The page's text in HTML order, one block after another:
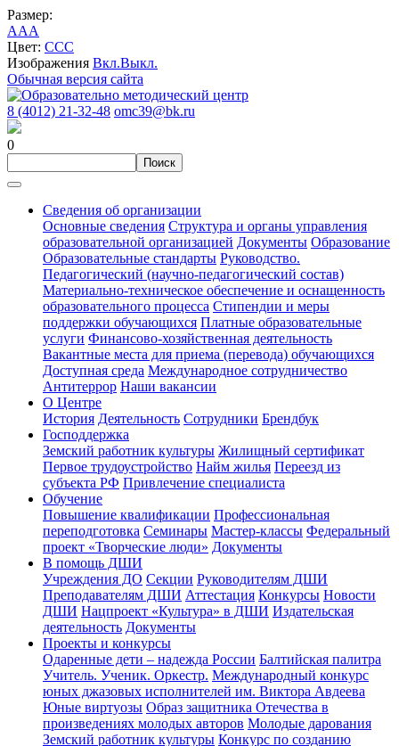
Размер:
AAA
Цвет: CCC
Изображения Вкл.Выкл.
Обычная версия сайта
8 (4012) 21-32-48 omc39@bk.ru
0
Сведения об организации
Основные сведения Структура и органы управления
образовательной организацией Документы Образование
Образовательные стандарты Руководство.
Педагогический (научно-педагогический состав)
Материально-техническое обеспечение и оснащенность
образовательного процесса Стипендии и меры
поддержки обучающихся Платные образовательные
услуги Финансово-хозяйственная деятельность
Вакантные места для приема (перевода) обучающихся
Доступная среда Международное сотрудничество
Антитеррор Наши вакансии
О Центре
История Деятельность Сотрудники Брендбук
Господдержка
Земский работник культуры Жилищный сертификат
Первое трудоустройство Найм жилья Переезд из
субъекта РФ Привлечение специалиста
Обучение
Повышение квалификации Профессиональная
переподготовка Семинары Мастер-классы Федеральный
проект «Творческие люди» Документы
В помощь ДШИ
Учреждения ДО Секции Руководителям ДШИ
Преподавателям ДШИ Аттестация Конкурсы Новости
ДШИ Нацпроект «Культура» в ДШИ Издательская
деятельность Документы
Проекты и конкурсы
Одаренные дети – надежда России Балтийская палитра
Учитель. Ученик. Оркестр. Международный конкурс
юных джазовых исполнителей им. Виктора Авдеева
Юные виртуозы Образ защитника Отечества в
произведениях молодых авторов Молодые дарования
Земский работник культуры Конкурс по созданию